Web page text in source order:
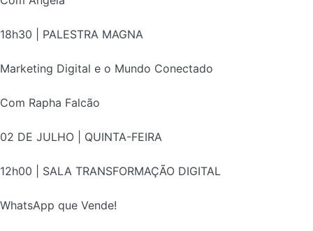
18h30 | PALESTRA MAGNA
Marketing Digital e o Mundo Conectado
Com Rapha Falcão
02 DE JULHO | QUINTA-FEIRA
12h00 | SALA TRANSFORMAÇÃO DIGITAL
WhatsApp que Vende!